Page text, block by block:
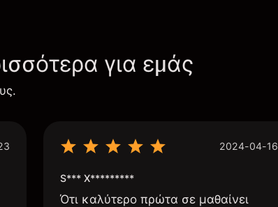
για εμάς
2024-04-16
S*** X*********
Ότι καλύτερο πρώτα σε μαθαίνει